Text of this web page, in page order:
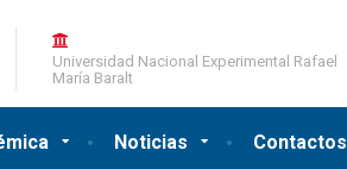
Noticias Contactos
Universidad Nacional Experimental Rafael
María Baralt